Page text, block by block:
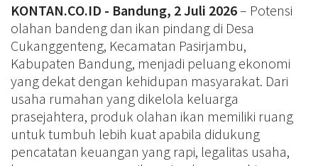
KONTAN.CO.ID - Bandung, 2 Juli 2026– Potensi
olahan bandeng dan ikan pindang di Desa
Cukanggenteng, Kecamatan Pasirjambu,
Kabupaten Bandung, menjadi peluang ekonomi
yang dekat dengan kehidupan masyarakat. Dari
usaha rumahan yang dikelola keluarga
prasejahtera, produk olahan ikan memiliki ruang
untuk tumbuh lebih kuat apabila didukung
pencatatan keuangan yang rapi, legalitas usaha,